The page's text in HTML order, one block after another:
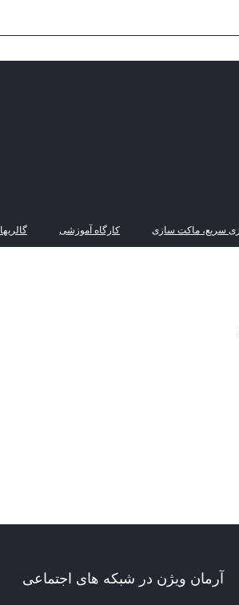
سریع، ماکت سازی کارگاه آموزشی گالریها
آرمان ویژن در شبکه های اجتماعی